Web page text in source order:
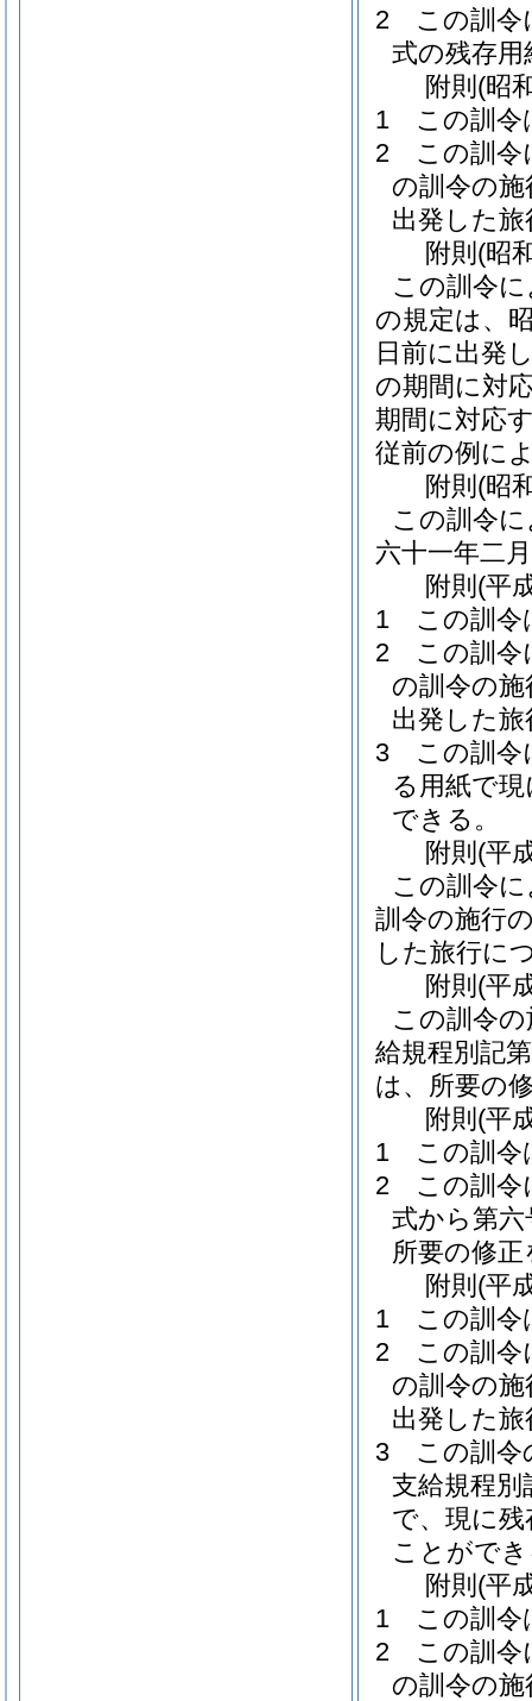
2
この訓令
式の残存
附則 (昭
1
この訓令
2
この訓令
の訓令の
出発した
附則 (昭
この訓令
の規定は、
日前に出発
の期間に対
期間に対応
従前の例に
附則 (昭
この訓令
六十一年二
附則 (平
1
この訓令
2
この訓令
の訓令の
出発した
3
この訓令
る用紙で
できる。
附則 (平
この訓令
訓令の施行
した旅行に
附則 (平
この訓令
給規程別記
は、所要の
附則 (平
1
この訓令
2
この訓令
式から第
所要の修
附則 (平
1
この訓令
2
この訓令
の訓令の
出発した
3
この訓令
支給規程別
で、現に
ことがで
附則 (平
1
この訓令
2
この訓令
の訓令の